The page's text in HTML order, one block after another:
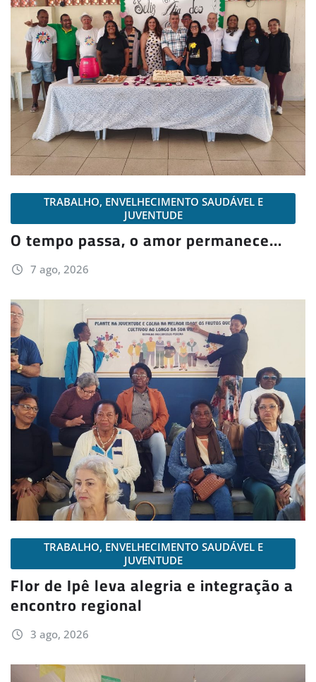
TRABALHO, ENVELHECIMENTO SAUDÁVEL E
JUVENTUDE
O tempo passa, o amor permanece…
7 ago, 2026
TRABALHO, ENVELHECIMENTO SAUDÁVEL E
JUVENTUDE
Flor de Ipê leva alegria e integração a
encontro regional
3 ago, 2026